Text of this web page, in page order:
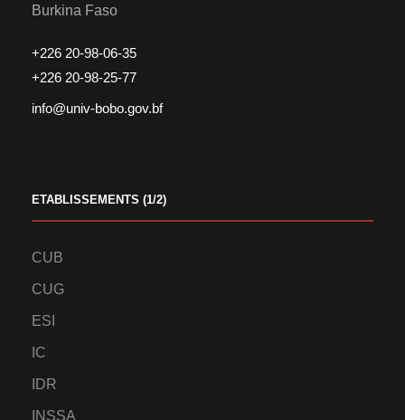
Burkina Faso
+226 20-98-06-35
+226 20-98-25-77
info@univ-bobo.gov.bf
ETABLISSEMENTS (1/2)
CUB
CUG
ESI
IC
IDR
INSSA